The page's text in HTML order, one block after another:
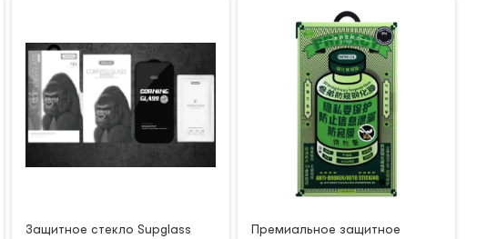
Защитное стекло Supglass
Премиальное защитное